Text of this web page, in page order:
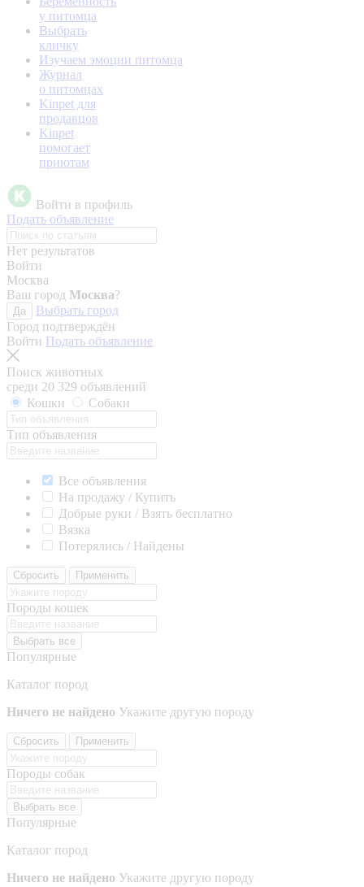
у питомца
Выбрать
кличку
Изучаем эмоции питомца
Журнал
о питомцах
Kinpet для
продавцов
Kinpet
помогает
приютам
Войти в профиль
Подать объявление
Нет результатов
Войти
Москва
Ваш город Москва?
Да
Выбрать город
Город подтверждён
Войти Подать объявление
Поиск животных
среди 20 329 объявлений
Кошки
Собаки
Тип объявления
Все объявления
На продажу / Купить
Добрые руки / Взять бесплатно
Вязка
Потерялись / Найдены
Сбросить Применить
Породы кошек
Выбрать все
Популярные
Каталог пород
Ничего не найдено Укажите другую породу
Сбросить Применить
Породы собак
Выбрать все
Популярные
Каталог пород
Ничего не найдено Укажите другую породу